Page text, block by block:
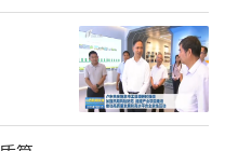
非遗传承人闫锦超
，精湛的面艺表
”。事实上，在此
山西行中，三